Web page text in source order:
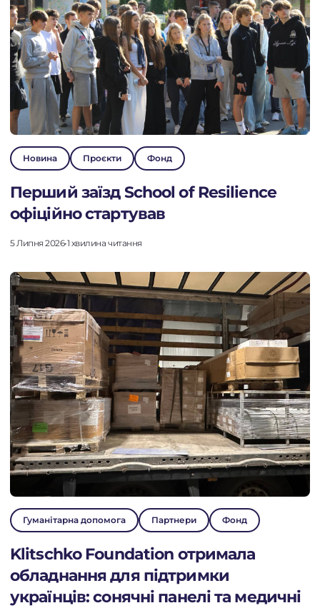
Новина Проєкти Фонд
Перший заїзд School of Resilience
офіційно стартував
5 Липня 2026•1 хвилина читання
Гуманітарна допомога Партнери Фонд
Klitschko Foundation отримала
обладнання для підтримки
українців: сонячні панелі та медичні